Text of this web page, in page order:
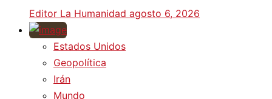
Editor La Humanidad agosto 6, 2026
Estados Unidos
Geopolítica
Irán
Mundo